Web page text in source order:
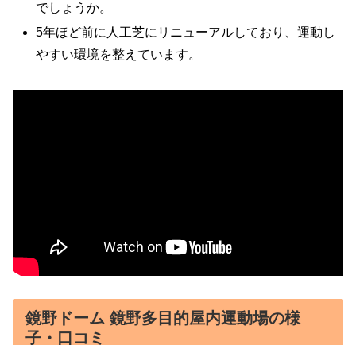
でしょうか。
5年ほど前に人工芝にリニューアルしており、運動し
やすい環境を整えています。
鏡野ドーム 鏡野多目的屋内運動場の様
子・口コミ